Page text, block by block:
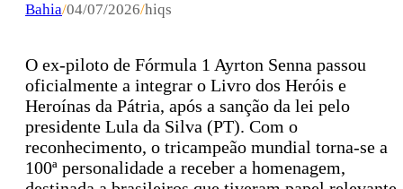
Bahia/04/07/2026/hiqs
O ex-piloto de Fórmula 1 Ayrton Senna passou
oficialmente a integrar o Livro dos Heróis e
Heroínas da Pátria, após a sanção da lei pelo
presidente Lula da Silva (PT). Com o
reconhecimento, o tricampeão mundial torna-se a
100ª personalidade a receber a homenagem,